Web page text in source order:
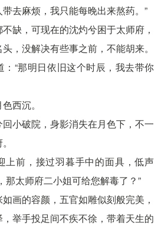
去麻烦，我只能每晚出来熬药。”
缺，可现在的沈灼兮困于太师府，
，没解决有些事之前，不能胡来。
：“那明日依旧这个时辰，我去带你
西沉。
小破院，身影消失在月色下，不一
上前，接过羽暮手中的面具，低声
那太师府二小姐可给您解毒了？”
画的容颜，五官如雕似刻般完美，
举手投足间不疾不徐，带着天生的